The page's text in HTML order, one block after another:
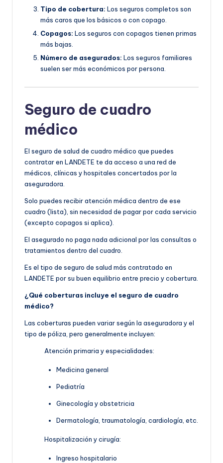
Tipo de cobertura: Los seguros completos son
más caros que los básicos o con copago.
Copagos: Los seguros con copagos tienen primas
más bajas.
Número de asegurados: Los seguros familiares
suelen ser más económicos por persona.
Seguro de cuadro
médico
El seguro de salud de cuadro médico que puedes
contratar en LANDETE te da acceso a una red de
médicos, clínicas y hospitales concertados por la
aseguradora.
Solo puedes recibir atención médica dentro de ese
cuadro (lista), sin necesidad de pagar por cada servicio
(excepto copagos si aplica).
El asegurado no paga nada adicional por las consultas o
tratamientos dentro del cuadro.
Es el tipo de seguro de salud más contratado en
LANDETE por su buen equilibrio entre precio y cobertura.
¿Qué coberturas incluye el seguro de cuadro
médico?
Las coberturas pueden variar según la aseguradora y el
tipo de póliza, pero generalmente incluyen:
Atención primaria y especialidades:
Medicina general
Pediatría
Ginecología y obstetricia
Dermatología, traumatología, cardiología, etc.
Hospitalización y cirugía:
Ingreso hospitalario